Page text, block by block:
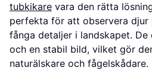
tubkikare vara den rätta
perfekta för att observera
fånga detaljer i landskapet.
och en stabil bild, vilket gör
naturälskare och fågelskådare.